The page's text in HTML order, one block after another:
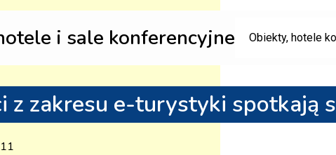
i sale konferencyjne Obiekty, hotele
z zakresu e-turystyki spotkają